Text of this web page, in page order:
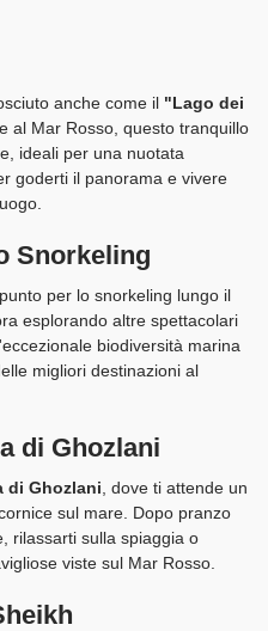
anche come il "Lago dei
al Mar Rosso, questo tranquillo
ideali per una nuotata
goderti il panorama e vivere
Snorkeling
per lo snorkeling lungo il
esplorando altre spettacolari
biodiversità marina
migliori destinazioni al
di Ghozlani
di Ghozlani , dove ti attende un
sul mare. Dopo pranzo
rilassarti sulla spiaggia o
viste sul Mar Rosso.